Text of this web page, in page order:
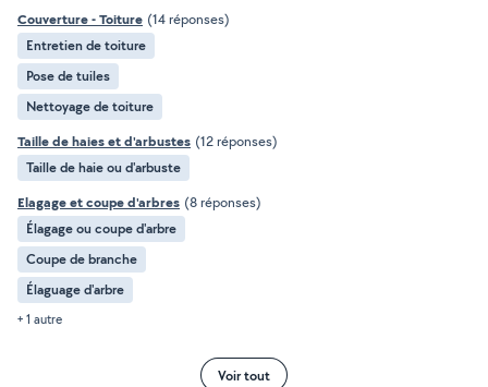
Couverture - Toiture (14 réponses)
Entretien de toiture
Pose de tuiles
Nettoyage de toiture
Taille de haies et d'arbustes (12 réponses)
Taille de haie ou d'arbuste
Elagage et coupe d'arbres (8 réponses)
Élagage ou coupe d'arbre
Coupe de branche
Élaguage d'arbre
+ 1 autre
Voir tout